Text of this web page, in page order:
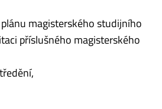
magisterského studijního
příslušného magisterského